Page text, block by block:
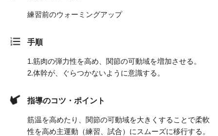
練習前のウォーミングアップ
手順
1.筋肉の弾力性を高め、関節の可動域を増加させる。
2.体幹が、ぐらつかないように意識する。
指導のコツ・ポイント
筋温を高めたり、関節の可動域を大きくすることで柔軟
性を高め主運動（練習、試合）にスムーズに移行する。